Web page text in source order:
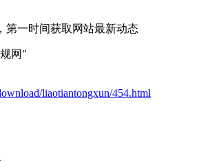
第一时间获取网站最新动态
网"
liaotiantongxun/454.html